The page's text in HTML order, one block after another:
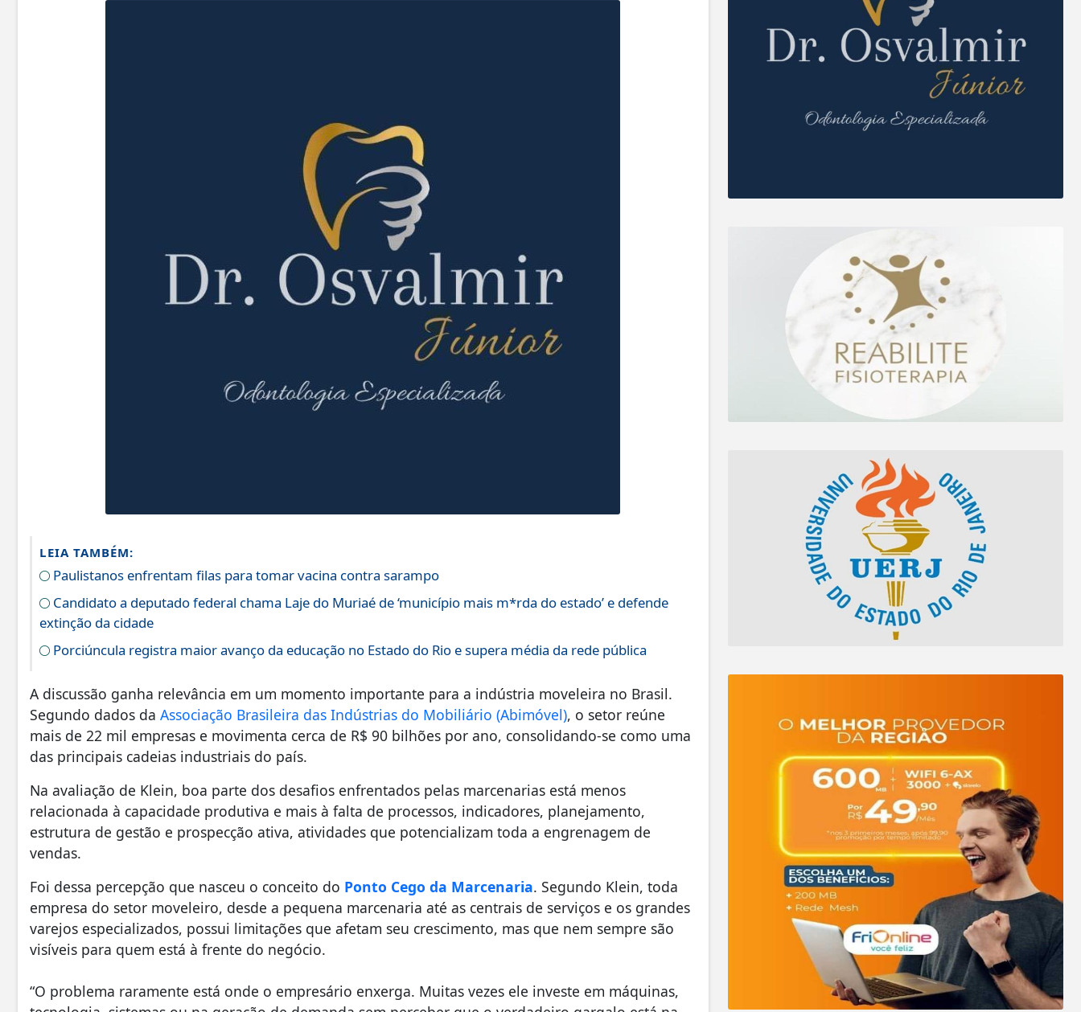
LEIA TAMBÉM:
Paulistanos enfrentam filas para tomar vacina contra sarampo
Candidato a deputado federal chama Laje do Muriaé de ‘município mais m*rda do estado’ e defende
extinção da cidade
Porciúncula registra maior avanço da educação no Estado do Rio e supera média da rede pública
A discussão ganha relevância em um momento importante para a indústria moveleira no Brasil.
Segundo dados da Associação Brasileira das Indústrias do Mobiliário (Abimóvel), o setor reúne
mais de 22 mil empresas e movimenta cerca de R$ 90 bilhões por ano, consolidando-se como uma
das principais cadeias industriais do país.
Na avaliação de Klein, boa parte dos desafios enfrentados pelas marcenarias está menos
relacionada à capacidade produtiva e mais à falta de processos, indicadores, planejamento,
estrutura de gestão e prospecção ativa, atividades que potencializam toda a engrenagem de
vendas.
Foi dessa percepção que nasceu o conceito do Ponto Cego da Marcenaria. Segundo Klein, toda
empresa do setor moveleiro, desde a pequena marcenaria até as centrais de serviços e os grandes
varejos especializados, possui limitações que afetam seu crescimento, mas que nem sempre são
visíveis para quem está à frente do negócio.
“O problema raramente está onde o empresário enxerga. Muitas vezes ele investe em máquinas,